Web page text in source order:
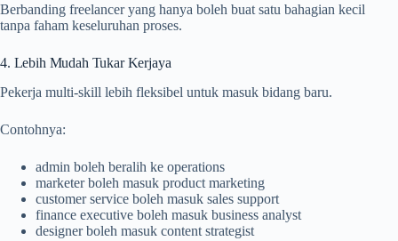
Berbanding freelancer yang hanya boleh buat satu bahagian kecil
tanpa faham keseluruhan proses.
4. Lebih Mudah Tukar Kerjaya
Pekerja multi-skill lebih fleksibel untuk masuk bidang baru.
Contohnya:
admin boleh beralih ke operations
marketer boleh masuk product marketing
customer service boleh masuk sales support
finance executive boleh masuk business analyst
designer boleh masuk content strategist